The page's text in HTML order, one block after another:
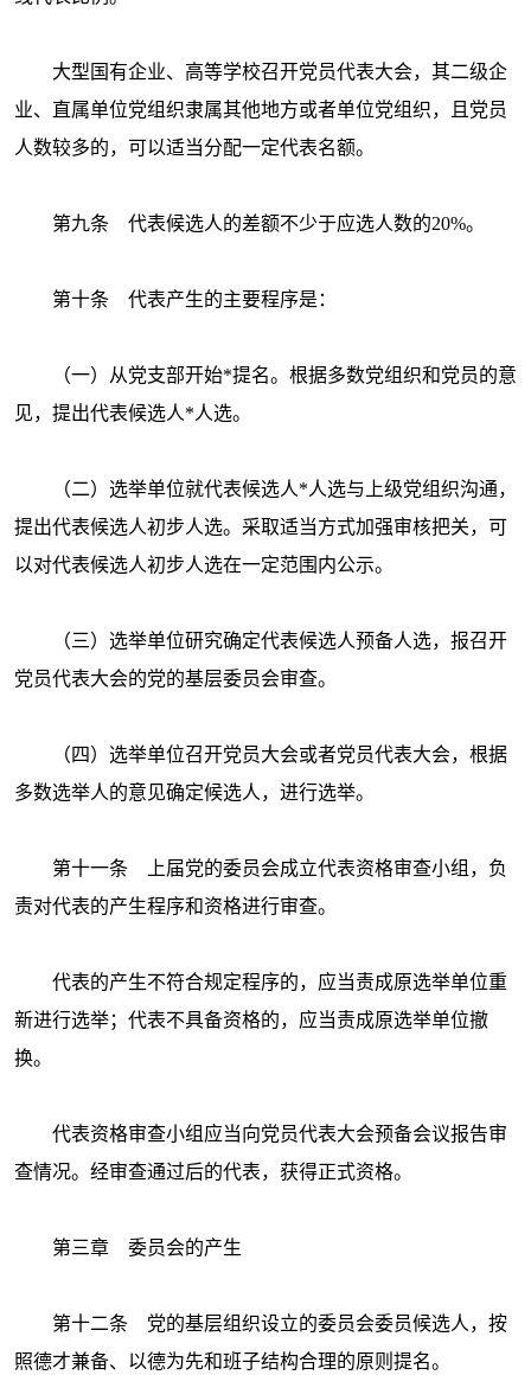
大型国有企业、高等学校召开党员代表大会，其二级企
业、直属单位党组织隶属其他地方或者单位党组织，且党员
人数较多的，可以适当分配一定代表名额。
第九条 代表候选人的差额不少于应选人数的20%。
第十条 代表产生的主要程序是：
（一）从党支部开始*提名。根据多数党组织和党员的意
见，提出代表候选人*人选。
（二）选举单位就代表候选人*人选与上级党组织沟通，
提出代表候选人初步人选。采取适当方式加强审核把关，可
以对代表候选人初步人选在一定范围内公示。
（三）选举单位研究确定代表候选人预备人选，报召开
党员代表大会的党的基层委员会审查。
（四）选举单位召开党员大会或者党员代表大会，根据
多数选举人的意见确定候选人，进行选举。
第十一条 上届党的委员会成立代表资格审查小组，负
责对代表的产生程序和资格进行审查。
代表的产生不符合规定程序的，应当责成原选举单位重
新进行选举；代表不具备资格的，应当责成原选举单位撤
换。
代表资格审查小组应当向党员代表大会预备会议报告审
查情况。经审查通过后的代表，获得正式资格。
第三章 委员会的产生
第十二条 党的基层组织设立的委员会委员候选人，按
照德才兼备、以德为先和班子结构合理的原则提名。